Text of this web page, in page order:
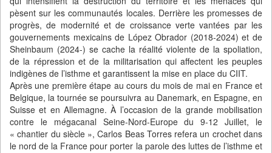
pèsent sur les communautés locales. Derrière les promesses de
progrès, de modernité et de croissance verte vantées par les
gouvernements mexicains de López Obrador (2018-2024) et de
Sheinbaum (2024-) se cache la réalité violente de la spoliation,
de la répression et de la militarisation qui affectent les peuples
indigènes de l’isthme et garantissent la mise en place du CIIT.
Après une première étape au cours du mois de mai en France et
Belgique, la tournée se poursuivra au Danemark, en Espagne, en
Suisse et en Allemagne. À l’occasion de la grande mobilisation
contre le mégacanal Seine-Nord-Europe du 9-12 Juillet, le
« chantier du siècle », Carlos Beas Torres refera un crochet dans
le nord de la France pour porter la parole des luttes de l’isthme et